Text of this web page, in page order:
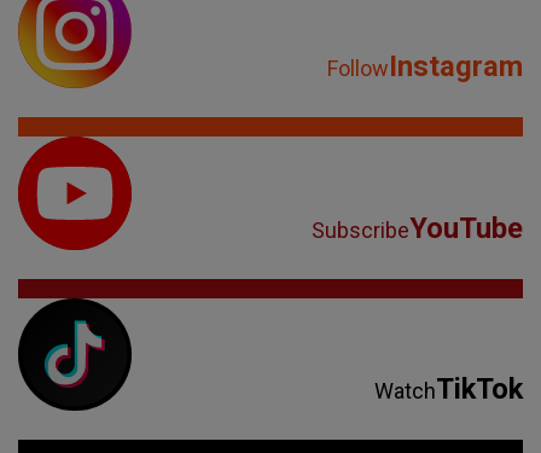
FollowInstagram
SubscribeYouTube
WatchTikTok